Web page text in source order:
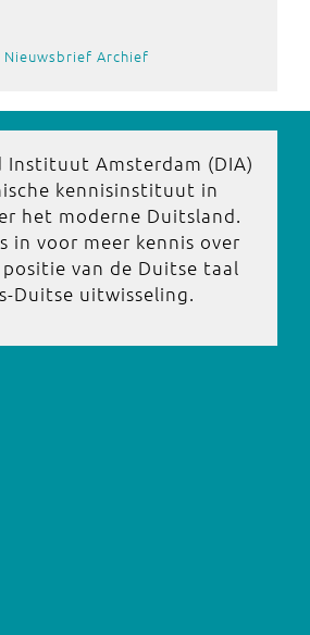
Nieuwsbrief Archief
Instituut Amsterdam (DIA)
kennisinstituut in
het moderne Duitsland.
in voor meer kennis over
van de Duitse taal
Duitse uitwisseling.